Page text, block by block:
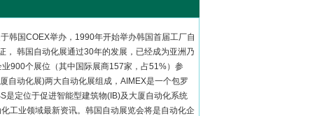
韩国COEX举办，1990年开始举办韩国首届工厂自
韩国自动化展通过30年的发展，已经成为亚洲乃
900个展位（其中国际展商157家，占51%）参
自动化展)两大自动化展组成，AIMEX是一个包罗
是定位于促进智能型建筑物(IB)及大厦自动化系统
工业领域最新资讯。韩国自动展览会将是自动化企